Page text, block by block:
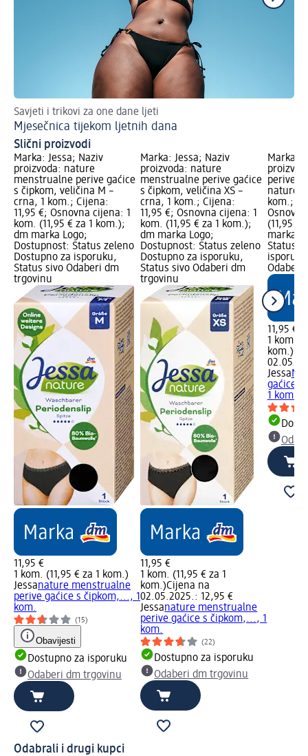
Savjeti i trikovi za one dane ljeti
Mjesečnica tijekom ljetnih dana
Slični proizvodi
Marka: Jessa; Naziv
proizvoda: nature
menstrualne perive gaćice
s čipkom, veličina M –
crna, 1 kom.; Cijena:
11,95 €; Osnovna cijena: 1
kom. (11,95 € za 1 kom.);
dm marka Logo;
Dostupnost: Status zeleno
Dostupno za isporuku,
Status sivo Odaberi dm
trgovinu
11,95 €
1 kom. (11,95 € za 1 kom.)
Jessanature menstrualne
perive gaćice s čipkom,..., 1
kom.
(15)
Obavijesti
Dostupno za isporuku
Odaberi dm trgovinu
Marka: Jessa; Naziv
proizvoda: nature
menstrualne perive gaćice
s čipkom, veličina XS –
crna, 1 kom.; Cijena:
11,95 €; Osnovna cijena: 1
kom. (11,95 € za 1 kom.);
dm marka Logo;
Dostupnost: Status zeleno
Dostupno za isporuku,
Status sivo Odaberi dm
trgovinu
11,95 €
1 kom. (11,95 € za 1
kom.)Cijena na
02.05.2025.: 12,95 €
Jessanature menstrualne
perive gaćice s čipkom,..., 1
kom.
(22)
Dostupno za isporuku
Odaberi dm trgovinu
Marka:
perive
nature,
kom.;
(11,95 €
marka
Status
Odaberi
11,95 €
1 kom.
kom.)
Jessa
gaćice
1 kom.
Odabrali i drugi kupci